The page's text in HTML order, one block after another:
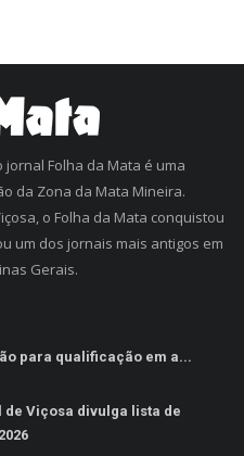
jornal Folha da Mata é uma
da Zona da Mata Mineira.
o Folha da Mata conquistou
um dos jornais mais antigos em
Gerais.
para qualificação em a...
Viçosa divulga lista de